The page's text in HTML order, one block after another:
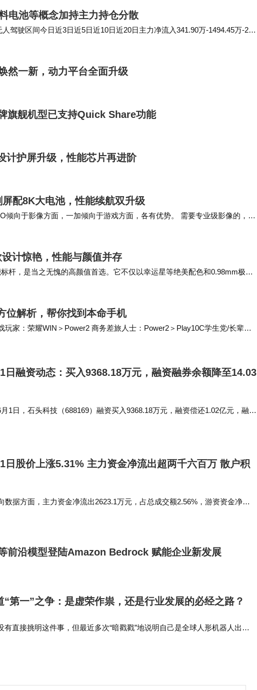
电池等概念加持主力持仓分散
驾驶区间今日近3日近5日近10日近20日主力净流入341.90万-1494.45万-284
汽车…
然一新，动力平台全面升级
旗舰机型已支持Quick Share功能
计护屏升级，性能芯片再进阶
配8K大电池，性能续航双升级
向于影像方面，一加倾向于游戏方面，各有优势。 需要专业级影像的，自
+专业影像，而且有哈苏影像加持，…
计惊艳，性能与颜值并存
杆，是当之无愧的高颜值首选。它不仅以幸运星等绝美配色和0.98mm极窄
万像素4K Live直出与全焦段超清…
位解析，帮你找到本命手机
家：荣耀WIN＞Power2 商务差旅人士：Power2＞Play10C学生党/长辈用
政策，…
日融资动态：买入9368.18万元，融资融券余额降至14.03
1日，石头科技（688169）融资买入9368.18万元，融资偿还1.02亿元，融资
日股价上涨5.31% 主力资金净流出超两千六百万 散户积
数据方面，主力资金净流出2623.1万元，占总成交额2.56%，游资资金净流
前沿模型登陆Amazon Bedrock 赋能企业新发展
“第一”之争：是虚荣作祟，还是行业发展的必经之路？
有直接挑明这件事，但最近多次“暗戳戳”地说明自己是全球人形机器人出货
水平属行业第一。因为大…